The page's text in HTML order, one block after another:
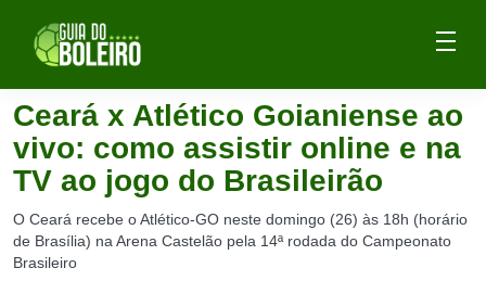
Ceará x Atlético Goianiense ao
vivo: como assistir online e na
TV ao jogo do Brasileirão
O Ceará recebe o Atlético-GO neste domingo (26) às 18h (horário
de Brasília) na Arena Castelão pela 14ª rodada do Campeonato
Brasileiro